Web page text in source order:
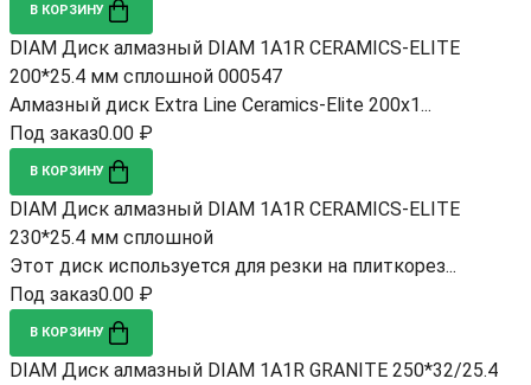
В КОРЗИНУ
DIAM Диск алмазный DIAM 1A1R CERAMICS-ELITE
200*25.4 мм сплошной 000547
Алмазный диск Extra Line Ceramics-Elite 200x1...
Под заказ0.00 ₽
В КОРЗИНУ
DIAM Диск алмазный DIAM 1A1R CERAMICS-ELITE
230*25.4 мм сплошной
Этот диск используется для резки на плиткорез...
Под заказ0.00 ₽
В КОРЗИНУ
DIAM Диск алмазный DIAM 1A1R GRANITE 250*32/25.4